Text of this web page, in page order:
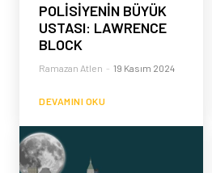
POLİSİYENİN BÜYÜK
USTASI: LAWRENCE
BLOCK
Ramazan Atlen - 19 Kasım 2024
DEVAMINI OKU